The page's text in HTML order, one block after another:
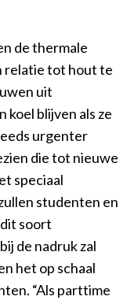
de thermale
relatie tot hout te
uit
koel blijven als ze
urgenter
die tot nieuwe
speciaal
studenten en
soort
de nadruk zal
het op schaal
“Als parttime